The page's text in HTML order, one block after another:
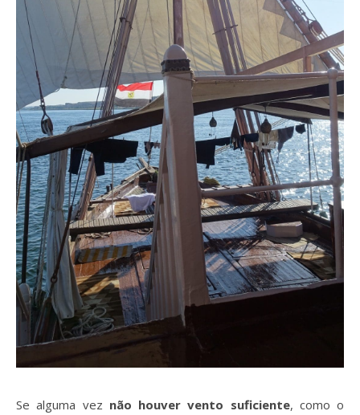
Se alguma vez não houver vento suficiente, como o